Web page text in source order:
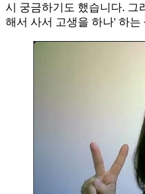
시 궁금하기도 했습니다. 그
해서 사서 고생을 하나' 하는